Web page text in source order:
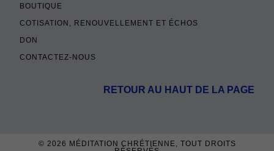
BOUTIQUE
COTISATION, RENOUVELLEMENT ET ÉCHOS
DON
CONTACTEZ-NOUS
RETOUR AU HAUT DE LA PAGE
© 2026 MÉDITATION CHRÉTIENNE, TOUT DROITS